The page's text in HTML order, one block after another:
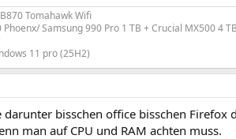
Tomahawk Wifi
Samsung 990 Pro 1 TB + Crucial MX500 4 TB
11 pro (25H2)
bisschen office bisschen Firefox
man auf CPU und RAM achten muss.